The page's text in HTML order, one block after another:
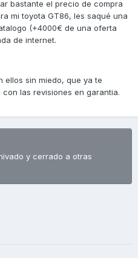
bastante el precio de compra
mi toyota GT86, les saqué una
(+4000€ de una oferta
de internet.
ellos sin miedo, que ya te
las revisiones en garantia.
y cerrado a otras